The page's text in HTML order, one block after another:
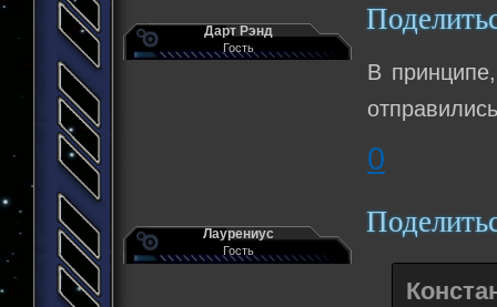
Дарт Рэнд
Гость
В
0
Лаурениус
Гость